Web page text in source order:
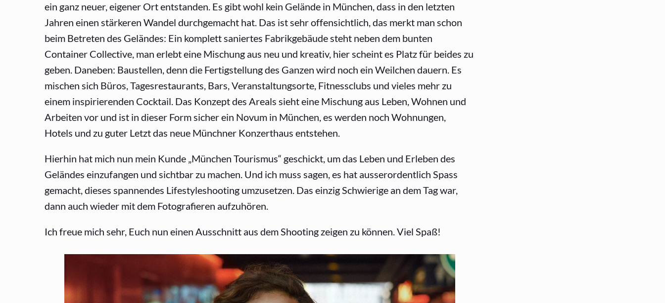
ein ganz neuer, eigener Ort entstanden. Es gibt wohl kein Gelände in München, dass in den letzten
Jahren einen stärkeren Wandel durchgemacht hat. Das ist sehr offensichtlich, das merkt man schon
beim Betreten des Geländes: Ein komplett saniertes Fabrikgebäude steht neben dem bunten
Container Collective, man erlebt eine Mischung aus neu und kreativ, hier scheint es Platz für beides zu
geben. Daneben: Baustellen, denn die Fertigstellung des Ganzen wird noch ein Weilchen dauern. Es
mischen sich Büros, Tagesrestaurants, Bars, Veranstaltungsorte, Fitnessclubs und vieles mehr zu
einem inspirierenden Cocktail. Das Konzept des Areals sieht eine Mischung aus Leben, Wohnen und
Arbeiten vor und ist in dieser Form sicher ein Novum in München, es werden noch Wohnungen,
Hotels und zu guter Letzt das neue Münchner Konzerthaus entstehen.
Hierhin hat mich nun mein Kunde „München Tourismus“ geschickt, um das Leben und Erleben des
Geländes einzufangen und sichtbar zu machen. Und ich muss sagen, es hat ausserordentlich Spass
gemacht, dieses spannendes Lifestyleshooting umzusetzen. Das einzig Schwierige an dem Tag war,
dann auch wieder mit dem Fotografieren aufzuhören.
Ich freue mich sehr, Euch nun einen Ausschnitt aus dem Shooting zeigen zu können. Viel Spaß!